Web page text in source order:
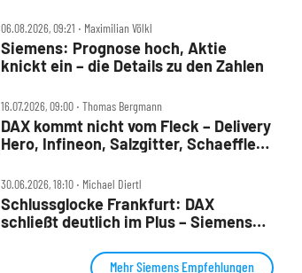
06.08.2026, 09:21 ‧ Maximilian Völkl
Siemens: Prognose hoch, Aktie
knickt ein – die Details zu den Zahlen
16.07.2026, 09:00 ‧ Thomas Bergmann
DAX kommt nicht vom Fleck – Delivery
Hero, Infineon, Salzgitter, Schaeffler,
30.06.2026, 18:10 ‧ Michael Diertl
Schlussglocke Frankfurt: DAX
schließt deutlich im Plus – Siemens
Mehr Siemens Empfehlungen